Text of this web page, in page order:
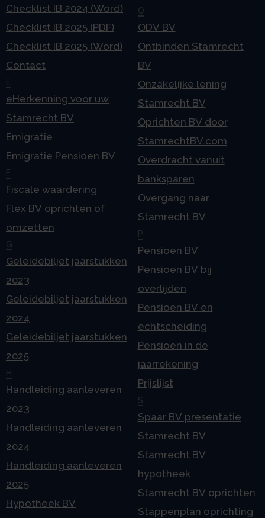
Checklist IB 2024 (Word)
Checklist IB 2025 (PDF)
Checklist IB 2025 (Word)
Contact
E
eHerkenning voor uw
Stamrecht BV
Emigratie
Emigratie Pensioen BV
F
Fiscale waardering
Flex BV oprichten of
omzetten
G
Geleidebiljet jaarstukken
2023
Geleidebiljet jaarstukken
2024
Geleidebiljet jaarstukken
2025
H
Handleiding aanleveren
2023
Handleiding aanleveren
2024
Handleiding aanleveren
2025
Hypotheek BV
O
ODV BV
Ontbinden Stamrecht
BV
Onzakelijke lening
Stamrecht BV
Oprichten BV door
StamrechtBV.com
Overdracht vanuit
banksparen
Overgang naar
Stamrecht BV
P
Pensioen BV
Pensioen BV bij
overlijden
Pensioen BV en
echtscheiding
Pensioen in de
jaarrekening
Prijslijst
S
Spaar BV presentatie
Stamrecht BV
Stamrecht BV
hypotheek
Stamrecht BV oprichten
Stappenplan oprichting